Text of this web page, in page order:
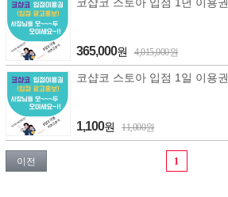
365,000원 4,015,000원
코샵코 스토아 입점 1일 이용권
1,100원 11,000원
이전 1